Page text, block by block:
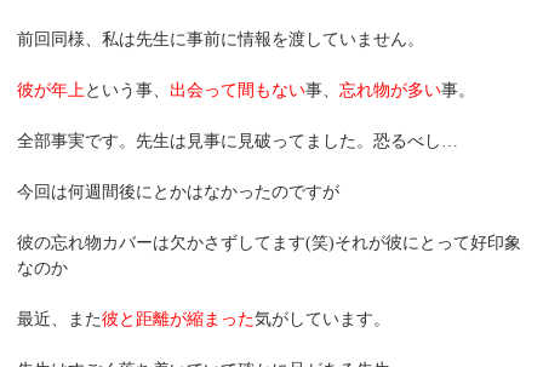
前回同様、私は先生に事前に情報を渡していません。
彼が年上という事、 出会って間もない事、 忘れ物が多い事。
全部事実です。先生は見事に見破ってました。恐るべし…
今回は何週間後にとかはなかったのですが
彼の忘れ物カバーは欠かさずしてます(笑)それが彼にとって好印象
なのか
最近、また彼と距離が縮まった気がしています。